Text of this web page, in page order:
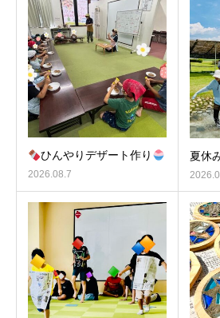
ひんやりデザート作り
2026.08.7
夏休